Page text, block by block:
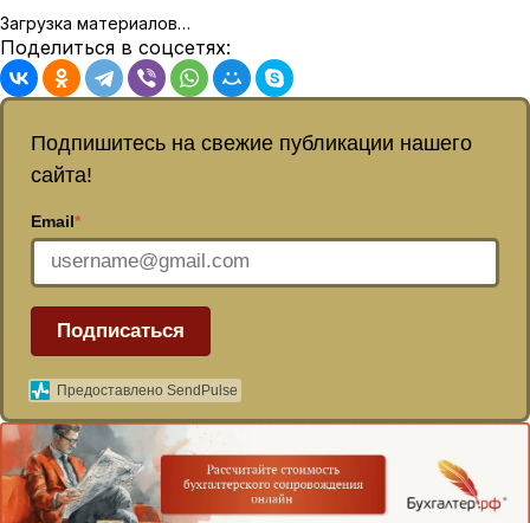
Загрузка материалов…
Поделиться в соцсетях:
Подпишитесь на свежие публикации нашего
сайта!
Email*
Подписаться
Предоставлено SendPulse